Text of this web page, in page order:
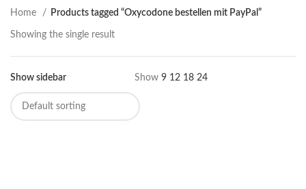
Home Products tagged “Oxycodone bestellen mit PayPal”
Showing the single result
Show sidebar Show 9 12 18 24